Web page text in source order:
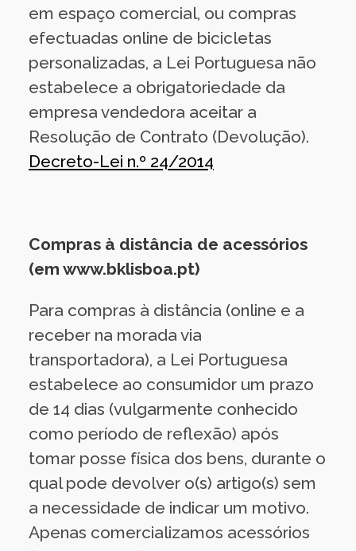
em espaço comercial, ou compras
efectuadas online de bicicletas
personalizadas, a Lei Portuguesa não
estabelece a obrigatoriedade da
empresa vendedora aceitar a
Resolução de Contrato (Devolução).
Decreto-Lei n.º 24/2014
Compras à distância de acessórios
(em www.bklisboa.pt)
Para compras à distância (online e a
receber na morada via
transportadora), a Lei Portuguesa
estabelece ao consumidor um prazo
de 14 dias (vulgarmente conhecido
como período de reflexão) após
tomar posse física dos bens, durante o
qual pode devolver o(s) artigo(s) sem
a necessidade de indicar um motivo.
Apenas comercializamos acessórios